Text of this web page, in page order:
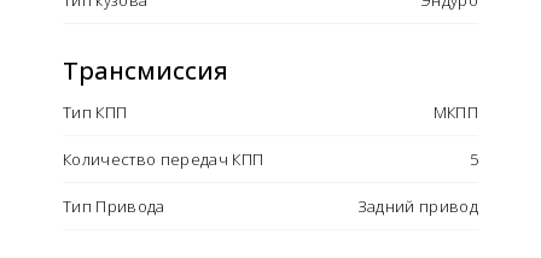
Трансмиссия
Тип КПП МКПП
Количество передач КПП 5
Тип Привода Задний привод